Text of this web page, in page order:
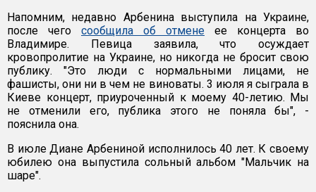
Напомним, недавно Арбенина выступила на Украине,
после чего сообщила об отмене ее концерта во
Владимире. Певица заявила, что осуждает
кровопролитие на Украине, но никогда не бросит свою
публику. "Это люди с нормальными лицами, не
фашисты, они ни в чем не виноваты. 3 июля я сыграла в
Киеве концерт, приуроченный к моему 40-летию. Мы
не отменили его, публика этого не поняла бы", -
пояснила она.
В июле Диане Арбениной исполнилось 40 лет. К своему
юбилею она выпустила сольный альбом "Мальчик на
шаре".